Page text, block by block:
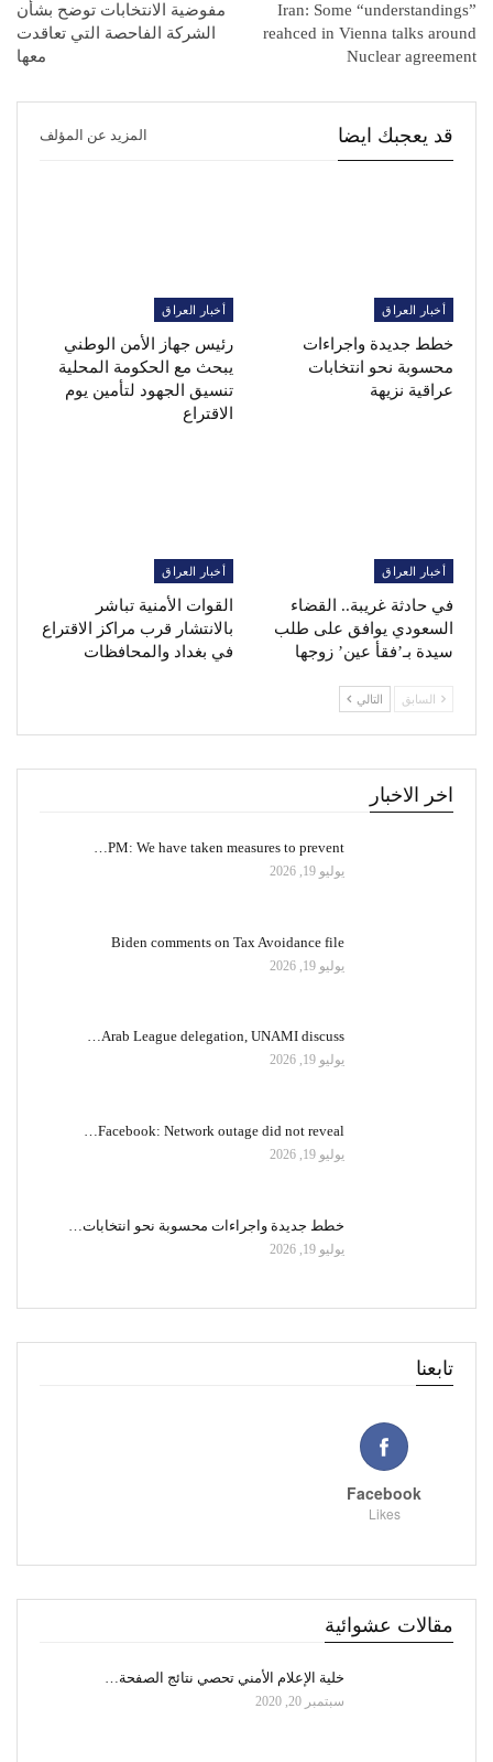
Iran: Some “understandings”
reahced in Vienna talks around
Nuclear agreement
مفوضية الانتخابات توضح بشأن
الشركة الفاحصة التي تعاقدت
معها
قد يعجبك ايضا المزيد عن المؤلف
أخبار العراق
خطط جديدة واجراءات
محسوبة نحو انتخابات
عراقية نزيهة
أخبار العراق
رئيس جهاز الأمن الوطني
يبحث مع الحكومة المحلية
تنسيق الجهود لتأمين يوم
الاقتراع
أخبار العراق
في حادثة غريبة.. القضاء
السعودي يوافق على طلب
سيدة بـ’فقأ عين’ زوجها
أخبار العراق
القوات الأمنية تباشر
بالانتشار قرب مراكز الاقتراع
في بغداد والمحافظات
السابق التالي
اخر الاخبار
PM: We have taken measures to prevent…
يوليو 19, 2026
Biden comments on Tax Avoidance file
يوليو 19, 2026
Arab League delegation, UNAMI discuss…
يوليو 19, 2026
Facebook: Network outage did not reveal…
يوليو 19, 2026
خطط جديدة واجراءات محسوبة نحو انتخابات…
يوليو 19, 2026
تابعنا
Facebook
Likes
مقالات عشوائية
خلية الإعلام الأمني تحصي نتائج الصفحة…
سبتمبر 20, 2020